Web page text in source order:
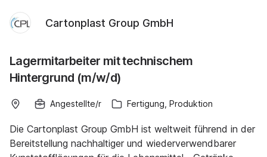
Cartonplast Group GmbH
Lagermitarbeiter mit technischem
Hintergrund (m/w/d)
Angestellte/r Fertigung, Produktion
Die Cartonplast Group GmbH ist weltweit führend in der
Bereitstellung nachhaltiger und wiederverwendbarer